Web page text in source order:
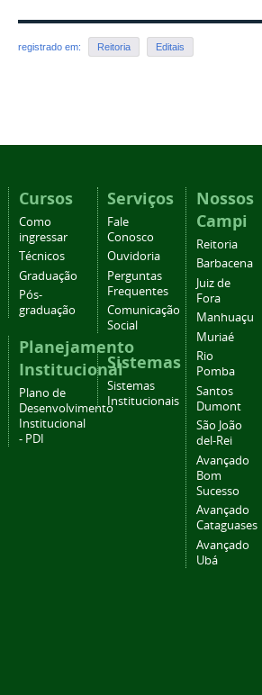
registrado em: Reitoria Editais
Cursos
Como
ingressar
Técnicos
Graduação
Pós-
graduação
Planejamento
Institucional
Plano de
Desenvolvimento
Institucional
- PDI
Serviços
Fale
Conosco
Ouvidoria
Perguntas
Frequentes
Comunicação
Social
Sistemas
Sistemas
Institucionais
Nossos
Campi
Reitoria
Barbacena
Juiz de
Fora
Manhuaçu
Muriaé
Rio
Pomba
Santos
Dumont
São João
del-Rei
Avançado
Bom
Sucesso
Avançado
Cataguases
Avançado
Ubá